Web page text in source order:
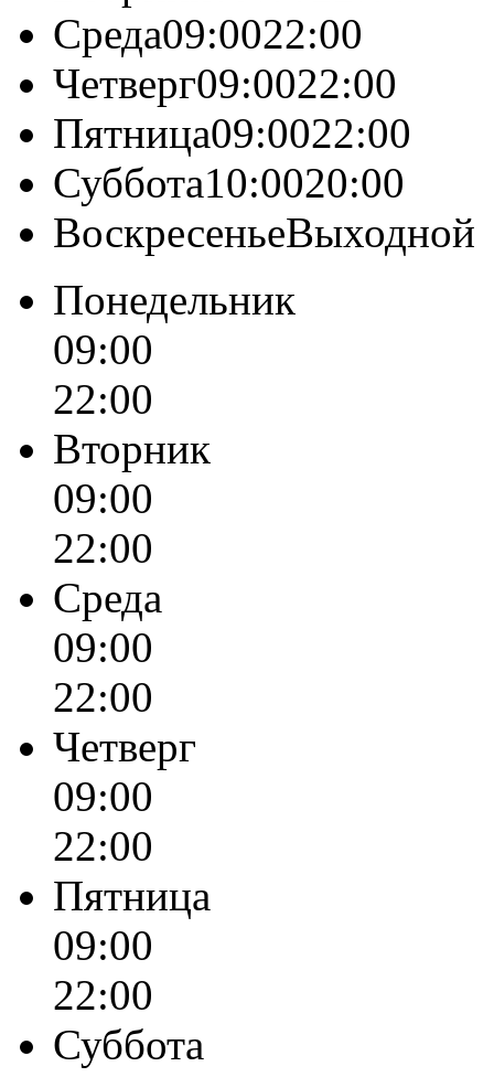
Среда09:0022:00
Четверг09:0022:00
Пятница09:0022:00
Суббота10:0020:00
ВоскресеньеВыходной
Понедельник
09:00
22:00
Вторник
09:00
22:00
Среда
09:00
22:00
Четверг
09:00
22:00
Пятница
09:00
22:00
Суббота